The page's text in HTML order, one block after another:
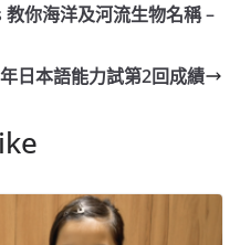
你海洋及河流生物名稱 –
日本語能力試第2回成績